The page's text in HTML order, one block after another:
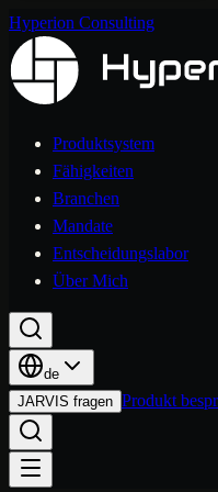
Hyperion Consulting
Produktsystem
Fähigkeiten
Branchen
Mandate
Entscheidungslabor
Über Mich
de
JARVIS fragen Produkt